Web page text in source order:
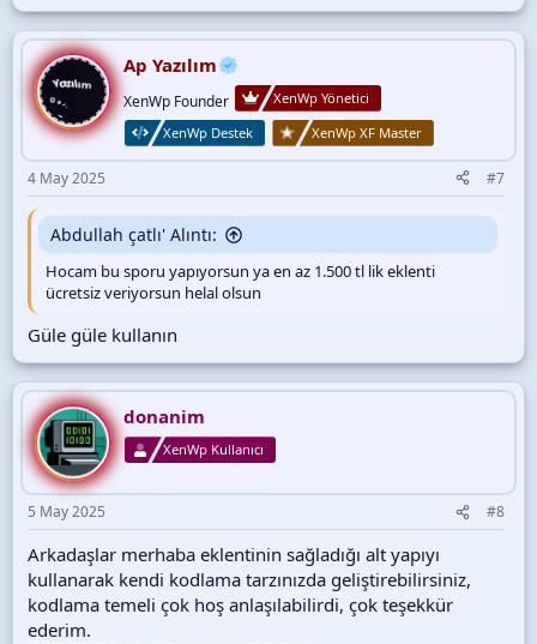
p
k
i
l
e
r
Ap Yazılım
XenWp Founder
XenWp Yönetici
XenWp Destek
XenWp XF Master
4 May 2025 #7
Abdullah çatlı' Alıntı:
Hocam bu sporu yapıyorsun ya en az 1.500 tl lik eklenti
ücretsiz veriyorsun helal olsun
Güle güle kullanın
donanim
XenWp Kullanıcı
5 May 2025 #8
Arkadaşlar merhaba eklentinin sağladığı alt yapıyı
kullanarak kendi kodlama tarzınızda geliştirebilirsiniz,
kodlama temeli çok hoş anlaşılabilirdi, çok teşekkür
ederim.